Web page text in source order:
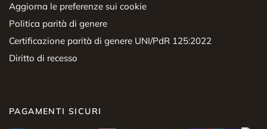
Aggiorna le preferenze sui cookie
Politica parità di genere
Certificazione parità di genere UNI/PdR 125:2022
Diritto di recesso
PAGAMENTI SICURI